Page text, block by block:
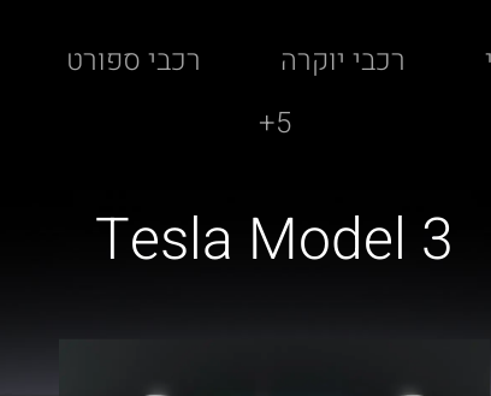
רכבי יוקרה רכבי ספורט
5+
Tesla Model 3